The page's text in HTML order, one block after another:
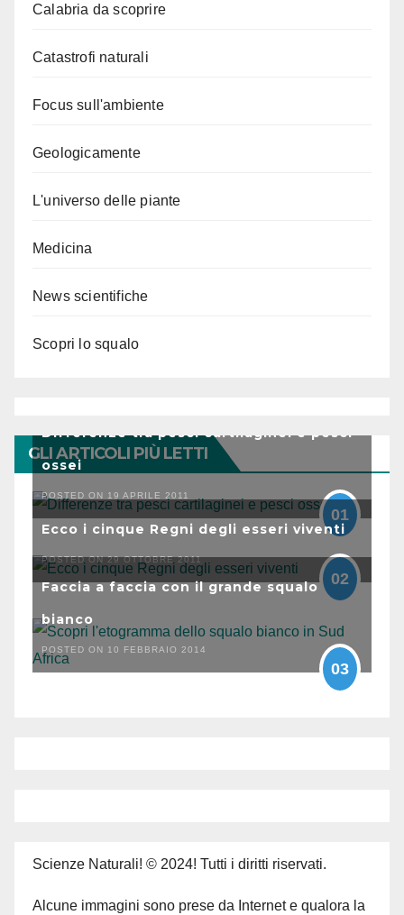
Calabria da scoprire
Catastrofi naturali
Focus sull'ambiente
Geologicamente
L'universo delle piante
Medicina
News scientifiche
Scopri lo squalo
GLI ARTICOLI PIÙ LETTI
Differenze tra pesci cartilaginei e pesci
ossei
POSTED ON 19 APRILE 2011
01
Ecco i cinque Regni degli esseri viventi
POSTED ON 29 OTTOBRE 2011
02
Faccia a faccia con il grande squalo
bianco
POSTED ON 10 FEBBRAIO 2014
03
Scienze Naturali! © 2024! Tutti i diritti riservati.
Alcune immagini sono prese da Internet e qualora la